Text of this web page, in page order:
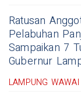
Ratusan
Pelabuhan
Sampaikan 7
Gubernur
LAMPUNG WAWAI